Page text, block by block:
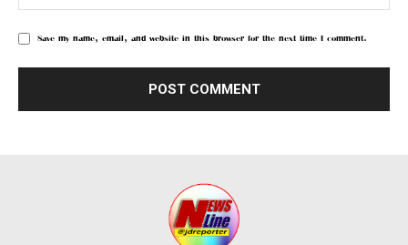
Save my name, email, and website in this browser for the next time I comment.